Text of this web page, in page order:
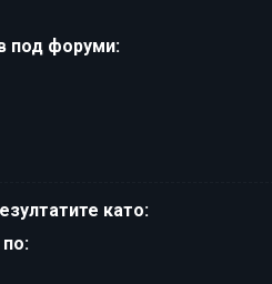
под форуми:
като: